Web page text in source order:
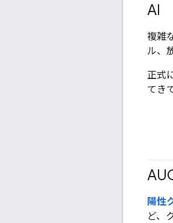
AI
複雑
ル、
正式
てき
陽性
ど、